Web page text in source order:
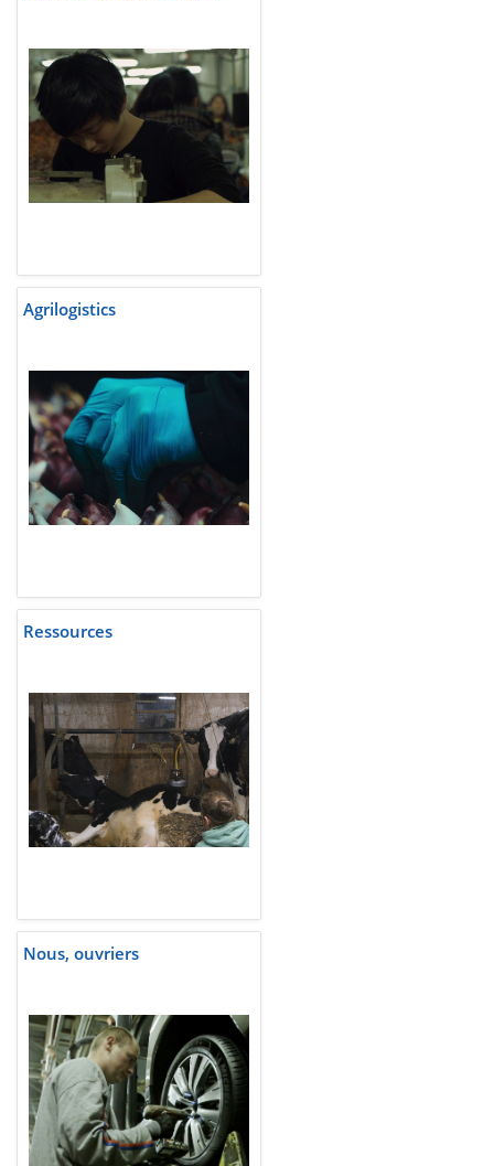
Agrilogistics
Ressources
Nous, ouvriers